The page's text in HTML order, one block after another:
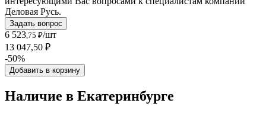
Деловая Русь.
Задать вопрос
6 523,75 ₽/шт
13 047,50 ₽
-50%
Добавить в корзину
Наличие в Екатеринбургe